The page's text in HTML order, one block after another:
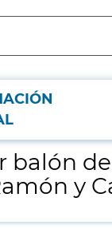
y Cajal
balón
y